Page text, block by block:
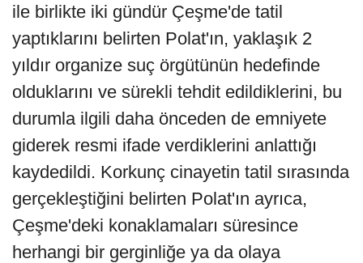
ile birlikte iki gündür Çeşme'de tatil
yaptıklarını belirten Polat'ın, yaklaşık 2
yıldır organize suç örgütünün hedefinde
olduklarını ve sürekli tehdit edildiklerini, bu
durumla ilgili daha önceden de emniyete
giderek resmi ifade verdiklerini anlattığı
kaydedildi. Korkunç cinayetin tatil sırasında
gerçekleştiğini belirten Polat'ın ayrıca,
Çeşme'deki konaklamaları süresince
herhangi bir gerginliğe ya da olaya